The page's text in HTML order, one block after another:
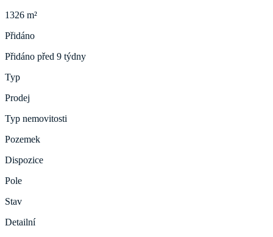
1326 m²
Přidáno
Přidáno před 9 týdny
Typ
Prodej
Typ nemovitosti
Pozemek
Dispozice
Pole
Stav
Detailní